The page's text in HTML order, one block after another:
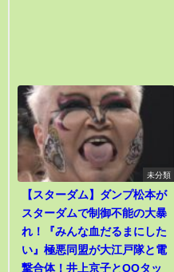
未分類
【スターダム】ダンプ松本が
スターダムで制御不能の大暴
れ！『みんな血だるまにした
い』極悪同盟が大江戸隊と電
撃合体！井上京子とQQタッ